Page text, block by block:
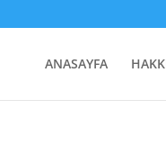
ANASAYFA